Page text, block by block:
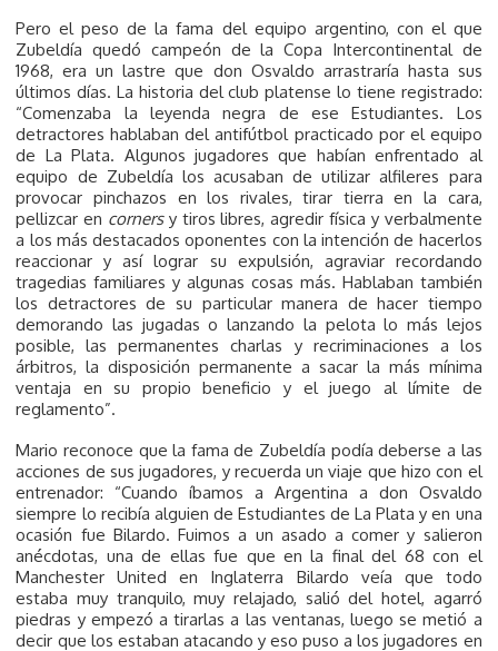
Pero el peso de la fama del equipo argentino, con el que
Zubeldía quedó campeón de la Copa Intercontinental de
1968, era un lastre que don Osvaldo arrastraría hasta sus
últimos días. La historia del club platense lo tiene registrado:
“Comenzaba la leyenda negra de ese Estudiantes. Los
detractores hablaban del antifútbol practicado por el equipo
de La Plata. Algunos jugadores que habían enfrentado al
equipo de Zubeldía los acusaban de utilizar alfileres para
provocar pinchazos en los rivales, tirar tierra en la cara,
pellizcar en cornersy tiros libres, agredir física y verbalmente
a los más destacados oponentes con la intención de hacerlos
reaccionar y así lograr su expulsión, agraviar recordando
tragedias familiares y algunas cosas más. Hablaban también
los detractores de su particular manera de hacer tiempo
demorando las jugadas o lanzando la pelota lo más lejos
posible, las permanentes charlas y recriminaciones a los
árbitros, la disposición permanente a sacar la más mínima
ventaja en su propio beneficio y el juego al límite de
reglamento”.
Mario reconoce que la fama de Zubeldía podía deberse a las
acciones de sus jugadores, y recuerda un viaje que hizo con el
entrenador: “Cuando íbamos a Argentina a don Osvaldo
siempre lo recibía alguien de Estudiantes de La Plata y en una
ocasión fue Bilardo. Fuimos a un asado a comer y salieron
anécdotas, una de ellas fue que en la final del 68 con el
Manchester United en Inglaterra Bilardo veía que todo
estaba muy tranquilo, muy relajado, salió del hotel, agarró
piedras y empezó a tirarlas a las ventanas, luego se metió a
decir que los estaban atacando y eso puso a los jugadores en